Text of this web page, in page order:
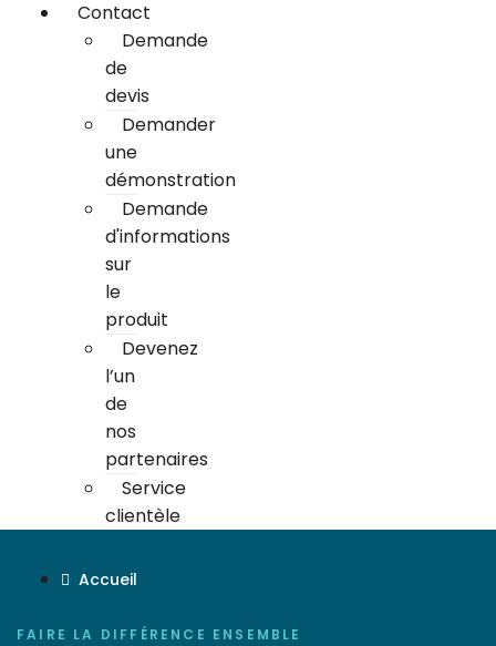
Contact
Demande
de
devis
Demander
une
démonstration
Demande
d'informations
sur
le
produit
Devenez
l’un
de
nos
partenaires
Service
clientèle
Accueil
FAIRE LA DIFFÉRENCE ENSEMBLE